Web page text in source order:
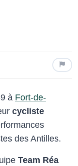
à Fort-de-
cycliste
des Antilles.
Team Réa